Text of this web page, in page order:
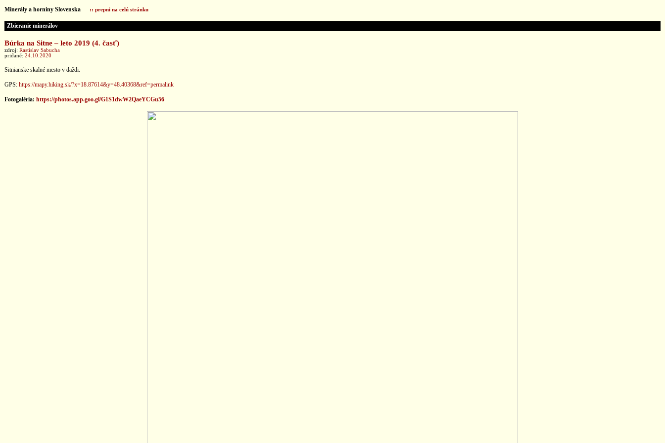
Minerály a horniny Slovenska :: prepni na celú stránku
Zbieranie minerálov
Búrka na Sitne – leto 2019 (4. časť)
zdroj: Rastislav Sabucha
pridané: 24.10.2020
Sitnianske skalné mesto v daždi.
GPS: https://mapy.hiking.sk/?x=18.87614&y=48.40368&ref=permalink
Fotogaléria: https://photos.app.goo.gl/G1S1dwW2QaeYCGu56